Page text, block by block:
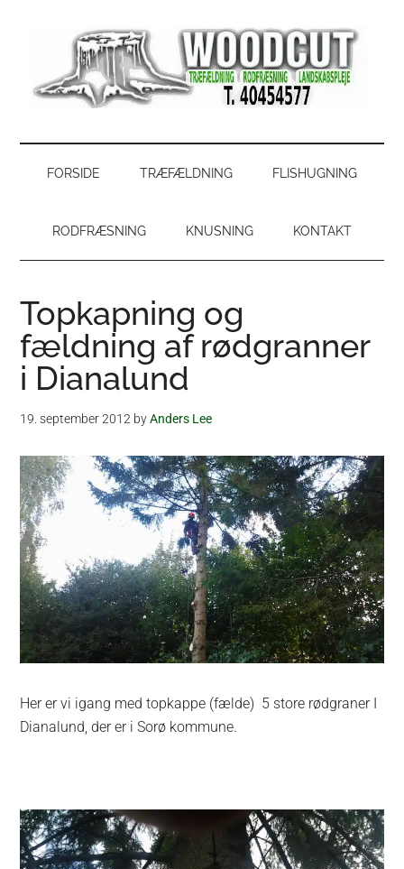
primær
footer
WoodCut
park
FORSIDE TRÆFÆLDNING FLISHUGNING
RODFRÆSNING KNUSNING KONTAKT
Topkapning og
fældning af rødgranner
i Dianalund
19. september 2012 byAnders Lee
Her er vi igang med topkappe (fælde) 5 store rødgraner I
Dianalund, der er i Sorø kommune.